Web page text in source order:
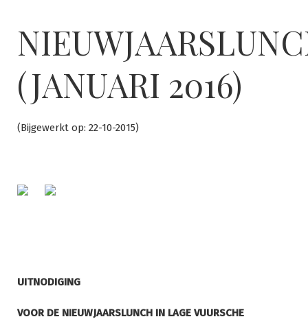
inhoud
(JANUARI 2016)
(Bijgewerkt op: 22-10-2015)
UITNODIGING
VOOR DE NIEUWJAARSLUNCH IN LAGE VUURSCHE